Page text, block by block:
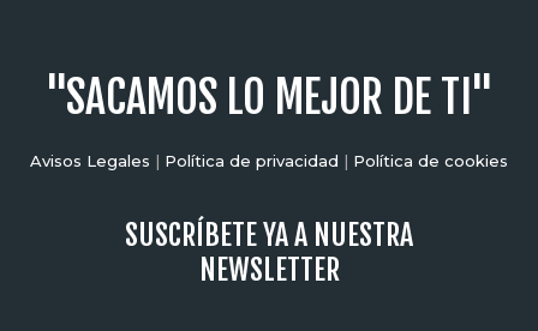
"SACAMOS LO MEJOR DE TI"
Avisos Legales | Política de privacidad | Política de cookies
SUSCRÍBETE YA A NUESTRA
NEWSLETTER